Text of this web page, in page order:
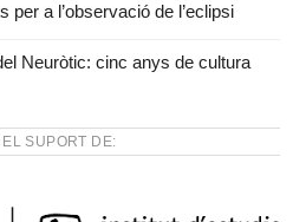
per a l’observació de l’eclipsi
Neuròtic: cinc anys de cultura
EL SUPORT DE: